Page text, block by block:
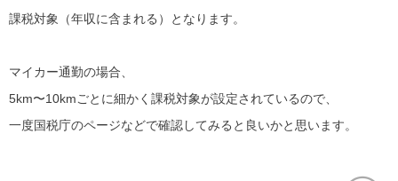
課税対象（年収に含まれる）となります。
マイカー通勤の場合、
5km〜10kmごとに細かく課税対象が設定されているので、
一度国税庁のページなどで確認してみると良いかと思います。